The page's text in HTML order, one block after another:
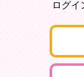
ログイ